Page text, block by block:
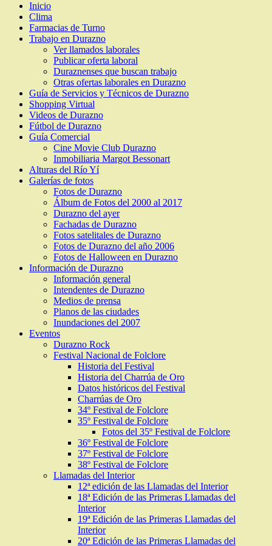
Inicio
Clima
Farmacias de Turno
Trabajo en Durazno
Ver llamados laborales
Publicar oferta laboral
Duraznenses que buscan trabajo
Otras ofertas laborales en Durazno
Guía de Servicios y Técnicos de Durazno
Shopping Virtual
Videos de Durazno
Fútbol de Durazno
Guía Comercial
Cine Movie Club Durazno
Inmobiliaria Margot Bessonart
Alturas del Río Yí
Galerías de fotos
Fotos de Durazno
Álbum de Fotos del 2000 al 2017
Durazno del ayer
Fachadas de Durazno
Fotos satelitales de Durazno
Fotos de Durazno del año 2006
Fotos de Halloween en Durazno
Información de Durazno
Información general
Intendentes de Durazno
Medios de prensa
Planos de las ciudades
Inundaciones del 2007
Eventos
Durazno Rock
Festival Nacional de Folclore
Historia del Festival
Historia del Charrúa de Oro
Datos históricos del Festival
Charrúas de Oro
34º Festival de Folclore
35º Festival de Folclore
Fotos del 35º Festival de Folclore
36º Festival de Folclore
37º Festival de Folclore
38º Festival de Folclore
Llamadas del Interior
12ª edición de las Llamadas del Interior
18ª Edición de las Primeras Llamadas del
Interior
19ª Edición de las Primeras Llamadas del
Interior
20ª Edición de las Primeras Llamadas del